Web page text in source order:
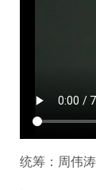
统筹：周伟